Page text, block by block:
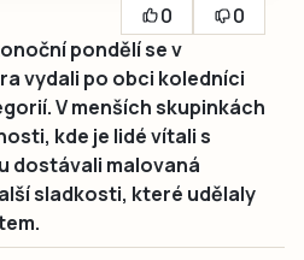
0
0
pondělí se v
vydali po obci koledníci
V menších skupinkách
kde je lidé vítali s
dostávali malovaná
sladkosti, které udělaly